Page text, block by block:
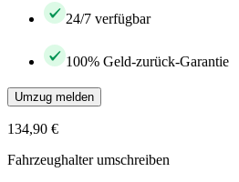
24/7 verfügbar
100% Geld-zurück-Garantie
Umzug melden
134,90 €
Fahrzeughalter umschreiben